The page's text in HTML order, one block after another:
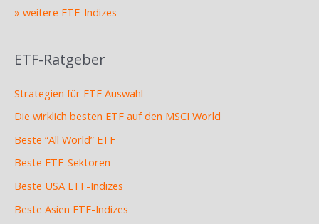
» weitere ETF-Indizes
ETF-Ratgeber
Strategien für ETF Auswahl
Die wirklich besten ETF auf den MSCI World
Beste “All World” ETF
Beste ETF-Sektoren
Beste USA ETF-Indizes
Beste Asien ETF-Indizes